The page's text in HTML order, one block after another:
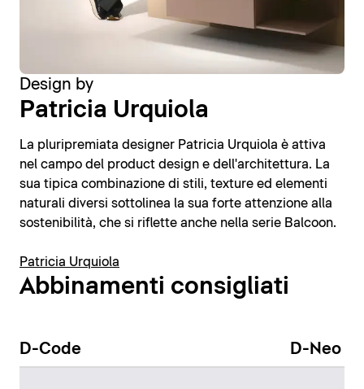
Design by
Patricia Urquiola
La pluripremiata designer Patricia Urquiola è attiva
nel campo del product design e dell'architettura. La
sua tipica combinazione di stili, texture ed elementi
naturali diversi sottolinea la sua forte attenzione alla
sostenibilità, che si riflette anche nella serie Balcoon.
Patricia Urquiola
Abbinamenti consigliati
D-Code D-Neo